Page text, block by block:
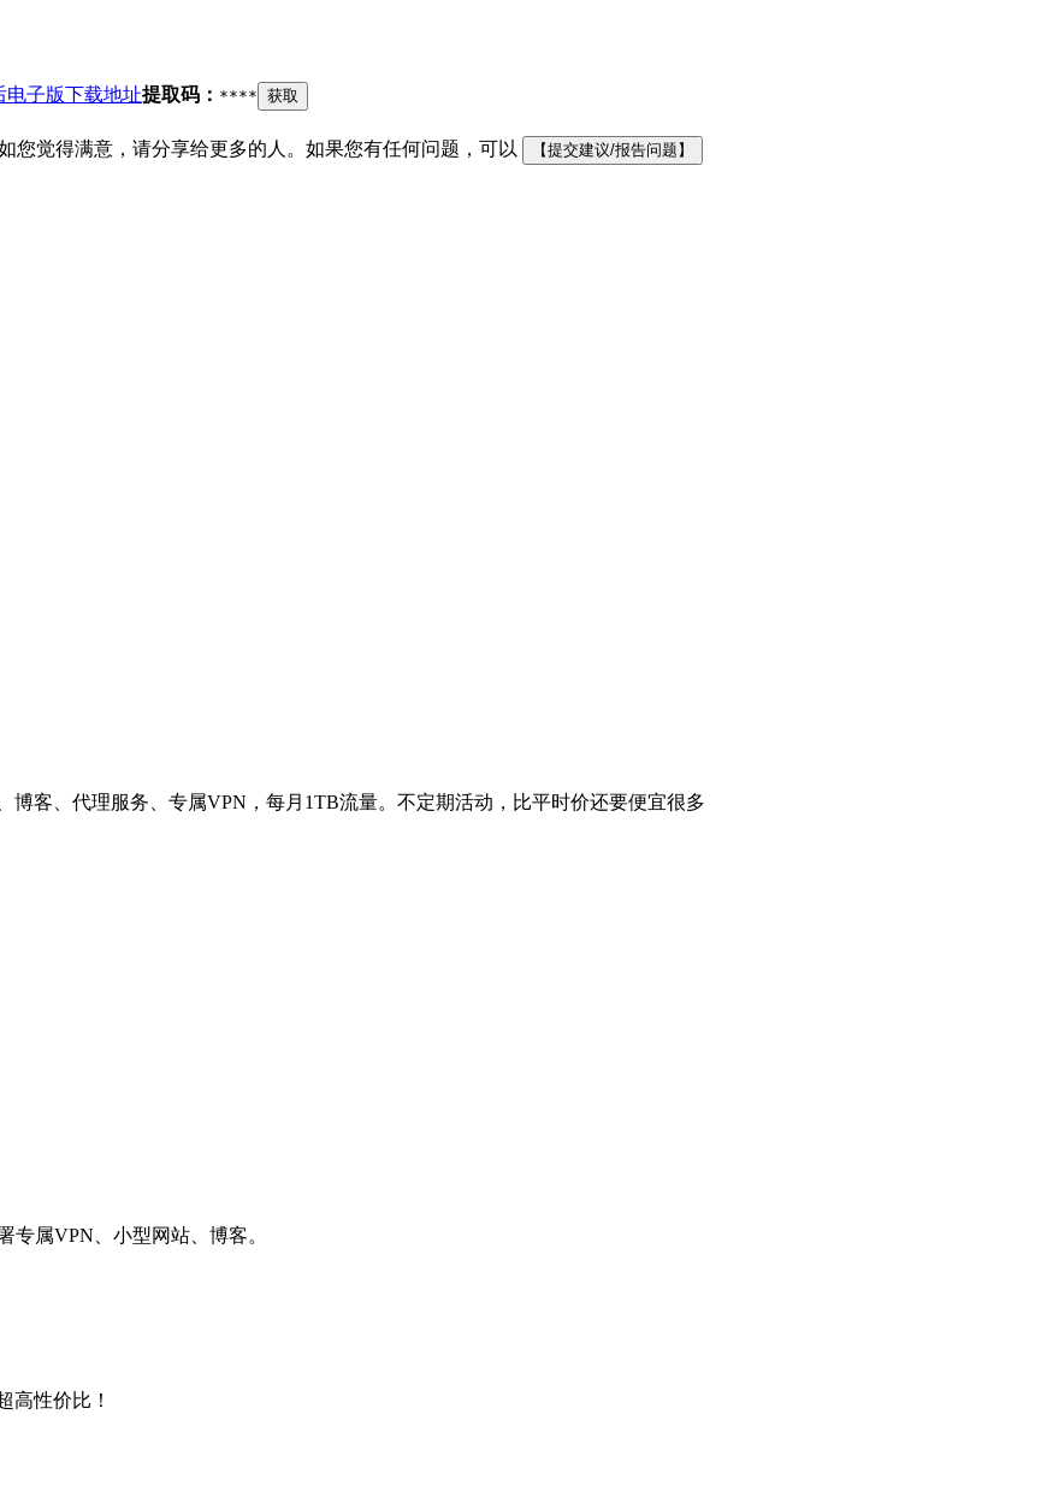
电子版下载地址提取码： **** 获取
您觉得满意，请分享给更多的人。如果您有任何问题，可以
【提交建议/报告问题】
客、代理服务、专属VPN，每月1TB流量。不定期活动，比平时价还要便宜很多
专属VPN、小型网站、博客。
高性价比！